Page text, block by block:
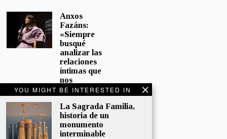
YOU MIGHT BE INTERESTED IN
La Sagrada Familia,
historia de un
monumento
interminable
Anxos
Fazáns:
«Siempre
busqué
analizar las
relaciones
íntimas que
nos
afectan»
5 junio, 2026
El hijo de la
cómica, el
homenaje